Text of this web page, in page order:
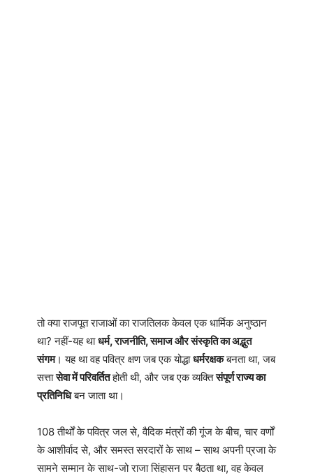
तो क्या राजपूत राजाओं का राजतिलक केवल एक धार्मिक अनुष्ठान
था? नहीं-यह थाधर्म, राजनीति, समाज और संस्कृति का अद्भुत
संगम। यह था वह पवित्र क्षण जब एक योद्धाधर्मरक्षकबनता था, जब
सत्तासेवा में परिवर्तितहोती थी, और जब एक व्यक्तिसंपूर्ण राज्य का
प्रतिनिधिबन जाता था।
108 तीर्थों के पवित्र जल से, वैदिक मंत्रों की गूंज के बीच, चार वर्णों
के आशीर्वाद से, और समस्त सरदारों के साथ – साथ अपनी प्रजा के
सामने सम्मान के साथ-जो राजा सिंहासन पर बैठता था, वह केवल